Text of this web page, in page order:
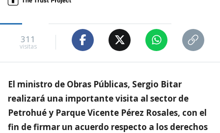
311
visitas
El ministro de Obras Públicas, Sergio Bitar
realizará una importante visita al sector de
Petrohué y Parque Vicente Pérez Rosales, con el
fin de firmar un acuerdo respecto a los derechos